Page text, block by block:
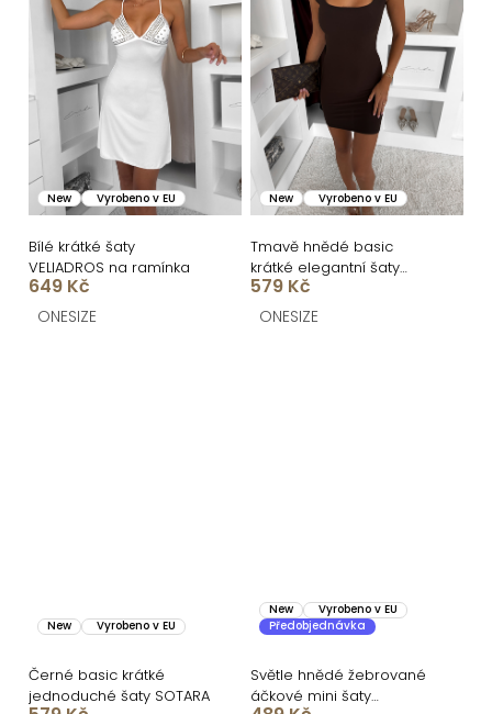
New Vyrobeno v EU
Bílé krátké šaty
VELIADROS na ramínka
649 Kč
ONESIZE
New Vyrobeno v EU
Tmavě hnědé basic
krátké elegantní šaty
SOTARA
579 Kč
ONESIZE
New Vyrobeno v EU
Černé basic krátké
jednoduché šaty SOTARA
New
Vyrobeno v EU
Předobjednávka
Světle hnědé žebrované
áčkové mini šaty